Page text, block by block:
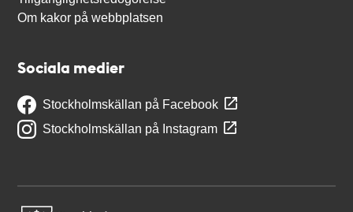
Om kakor på webbplatsen
Sociala medier
Stockholmskällan på Facebook
Stockholmskällan på Instagram